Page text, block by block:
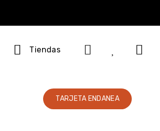
Tiendas
TARJETA ENDANEA